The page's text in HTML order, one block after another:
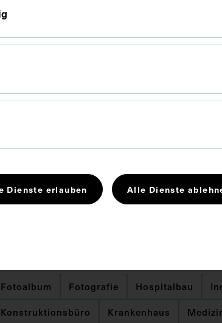
Druck
26,4 x 17,4 cm
Fotografien wurden von Martin Peter Gerlach
Fotoalbum Fotografie Hospitalbau
Konstruktionsbüro
Krankenhaus
Dienste erlauben Alle Dienste